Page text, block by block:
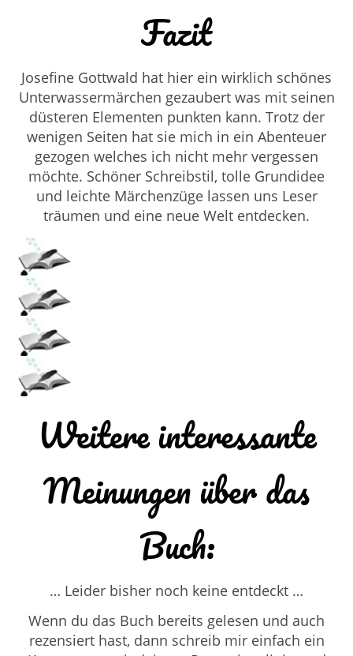
Fazit
Josefine Gottwald hat hier ein wirklich schönes
Unterwassermärchen gezaubert was mit seinen
düsteren Elementen punkten kann. Trotz der
wenigen Seiten hat sie mich in ein Abenteuer
gezogen welches ich nicht mehr vergessen
möchte. Schöner Schreibstil, tolle Grundidee
und leichte Märchenzüge lassen uns Leser
träumen und eine neue Welt entdecken.
Weitere interessante
Meinungen über das
Buch:
… Leider bisher noch keine entdeckt …
Wenn du das Buch bereits gelesen und auch
rezensiert hast, dann schreib mir einfach ein